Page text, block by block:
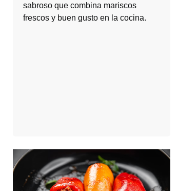
sabroso que combina mariscos
frescos y buen gusto en la cocina.